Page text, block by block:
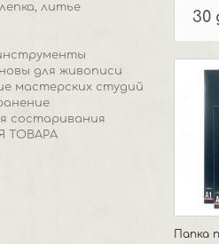
литье
для живописи
мастерских студий
состаривания
ТОВАРА
30
Папка